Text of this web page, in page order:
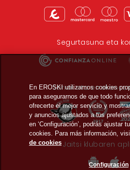
Segurtasuna eta
Sariak eta
Jaitsi klubaren
En EROSKI utilizamos cookies
para asegurarnos de que todo
ofrecerte el mejor servicio y
y anuncios ajustados a tus
en ‘Configuración’, podrás ajustar
cookies. Para más información,
de cookies
Configuración